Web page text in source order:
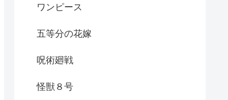
ワンピース
五等分の花嫁
呪術廻戦
怪獣８号